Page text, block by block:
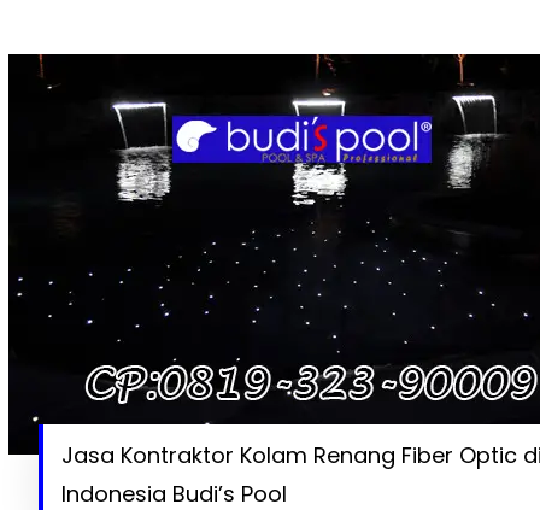
Jasa Kontraktor Kolam Renang Fiber Optic
Indonesia Budi’s Pool